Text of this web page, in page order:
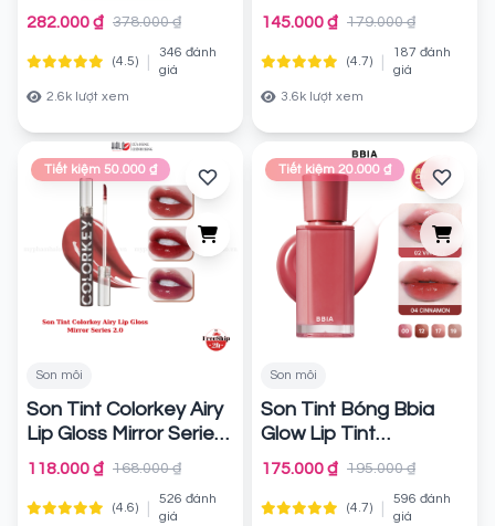
282.000 ₫ 378.000 ₫
(4.5)
346 đánh
giá
2.6k lượt xem
Bouncy Creamy Multi-
Purpose Mud
hãng
145.000 ₫ 179.000 ₫
(4.7)
187 đánh
giá
3.6k lượt xem
Tiết kiệm 50.000 ₫
Son môi
Son Tint Colorkey Airy
Lip Gloss Mirror Series
2.0
Chính hãng
118.000 ₫ 168.000 ₫
(4.6)
526 đánh
giá
Tiết kiệm 20.000 ₫
Son môi
Son Tint Bóng Bbia
Glow Lip Tint
Watercolor Edition
175.000 ₫ 195.000 ₫
(4.7)
596 đánh
giá